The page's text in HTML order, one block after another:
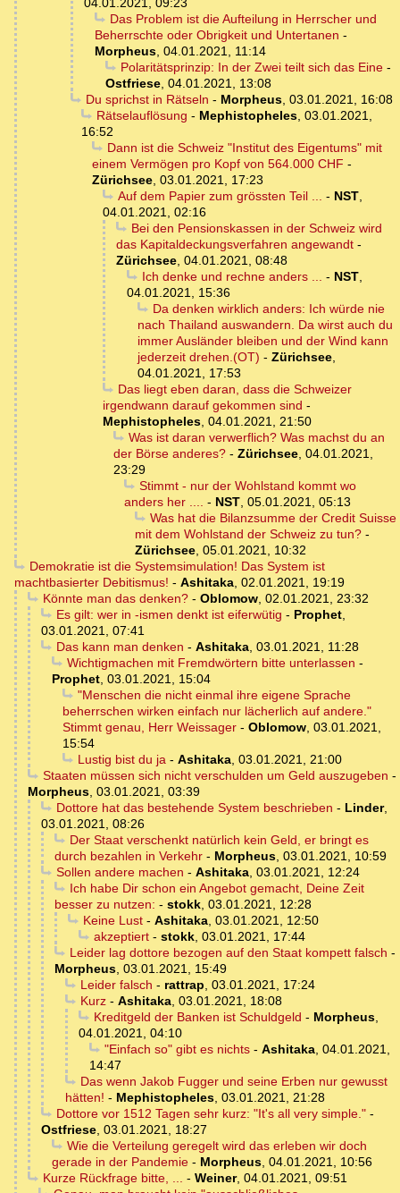
04.01.2021, 09:23
Das Problem ist die Aufteilung in Herrscher und
Beherrschte oder Obrigkeit und Untertanen -
Morpheus, 04.01.2021, 11:14
Polaritätsprinzip: In der Zwei teilt sich das Eine-
Ostfriese, 04.01.2021, 13:08
Du sprichst in Rätseln - Morpheus, 03.01.2021, 16:08
Rätselauflösung - Mephistopheles, 03.01.2021,
16:52
Dann ist die Schweiz "Institut des Eigentums" mit
einem Vermögen pro Kopf von 564.000 CHF -
Zürichsee, 03.01.2021, 17:23
Auf dem Papier zum grössten Teil ... - NST,
04.01.2021, 02:16
Bei den Pensionskassen in der Schweiz wird
das Kapitaldeckungsverfahren angewandt -
Zürichsee, 04.01.2021, 08:48
Ich denke und rechne anders ... - NST,
04.01.2021, 15:36
Da denken wirklich anders: Ich würde nie
nach Thailand auswandern. Da wirst auch du
immer Ausländer bleiben und der Wind kann
jederzeit drehen.(OT) - Zürichsee,
04.01.2021, 17:53
Das liegt eben daran, dass die Schweizer
irgendwann darauf gekommen sind -
Mephistopheles, 04.01.2021, 21:50
Was ist daran verwerflich? Was machst du an
der Börse anderes? - Zürichsee, 04.01.2021,
23:29
Stimmt - nur der Wohlstand kommt wo
anders her .... - NST, 05.01.2021, 05:13
Was hat die Bilanzsumme der Credit Suisse
mit dem Wohlstand der Schweiz zu tun? -
Zürichsee, 05.01.2021, 10:32
Demokratie ist die Systemsimulation! Das System ist
machtbasierter Debitismus! - Ashitaka, 02.01.2021, 19:19
Könnte man das denken?- Oblomow, 02.01.2021, 23:32
Es gilt: wer in -ismen denkt ist eiferwütig - Prophet,
03.01.2021, 07:41
Das kann man denken - Ashitaka, 03.01.2021, 11:28
Wichtigmachen mit Fremdwörtern bitte unterlassen -
Prophet, 03.01.2021, 15:04
"Menschen die nicht einmal ihre eigene Sprache
beherrschen wirken einfach nur lächerlich auf andere."
Stimmt genau, Herr Weissager - Oblomow, 03.01.2021,
15:54
Lustig bist du ja- Ashitaka, 03.01.2021, 21:00
Staaten müssen sich nicht verschulden um Geld auszugeben -
Morpheus, 03.01.2021, 03:39
Dottore hat das bestehende System beschrieben - Linder,
03.01.2021, 08:26
Der Staat verschenkt natürlich kein Geld, er bringt es
durch bezahlen in Verkehr - Morpheus, 03.01.2021, 10:59
Sollen andere machen - Ashitaka, 03.01.2021, 12:24
Ich habe Dir schon ein Angebot gemacht, Deine Zeit
besser zu nutzen: - stokk, 03.01.2021, 12:28
Keine Lust- Ashitaka, 03.01.2021, 12:50
akzeptiert- stokk, 03.01.2021, 17:44
Leider lag dottore bezogen auf den Staat kompett falsch -
Morpheus, 03.01.2021, 15:49
Leider falsch - rattrap, 03.01.2021, 17:24
Kurz- Ashitaka, 03.01.2021, 18:08
Kreditgeld der Banken ist Schuldgeld - Morpheus,
04.01.2021, 04:10
"Einfach so" gibt es nichts- Ashitaka, 04.01.2021,
14:47
Das wenn Jakob Fugger und seine Erben nur gewusst
hätten! - Mephistopheles, 03.01.2021, 21:28
Dottore vor 1512 Tagen sehr kurz: "It's all very simple."-
Ostfriese, 03.01.2021, 18:27
Wie die Verteilung geregelt wird das erleben wir doch
gerade in der Pandemie - Morpheus, 04.01.2021, 10:56
Kurze Rückfrage bitte, ... - Weiner, 04.01.2021, 09:51